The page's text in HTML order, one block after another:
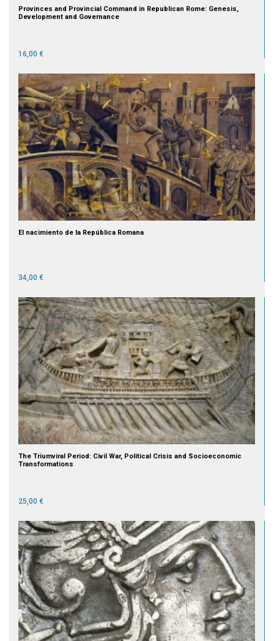
Provinces and Provincial Command in Republican Rome: Genesis,
Development and Governance
16,00 €
El nacimiento de la República Romana
34,00 €
The Triumviral Period: Civil War, Political Crisis and Socioeconomic
Transformations
25,00 €